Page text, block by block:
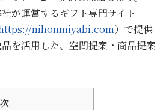
が運営するギフト専門サイト
nihonmiyabi.com）で提供
を活用した、空間提案・商品提案